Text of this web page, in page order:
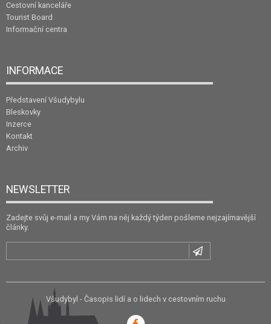
Cestovní kanceláře
Tourist Board
Informační centra
INFORMACE
Představení Všudybylu
Bleskovky
Inzerce
Kontakt
Archiv
NEWSLETTER
Zadejte svůj e-mail a my Vám na něj každý týden pošleme nejzajímavější
články.
Všudybyl - Časopis lidí a o lidech v cestovním ruchu